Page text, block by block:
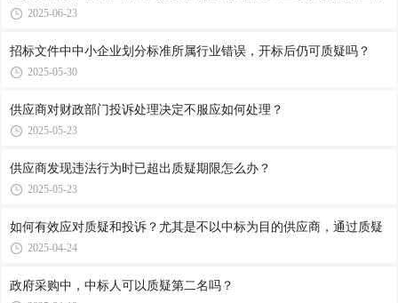
2025-06-23
招标文件中中小企业划分标准所属行业错误，开标后仍可质疑吗？
2025-05-30
供应商对财政部门投诉处理决定不服应如何处理？
2025-05-23
供应商发现违法行为时已超出质疑期限怎么办？
2025-05-23
如何有效应对质疑和投诉？尤其是不以中标为目的供应商，通过质疑
2025-04-24
政府采购中，中标人可以质疑第二名吗？